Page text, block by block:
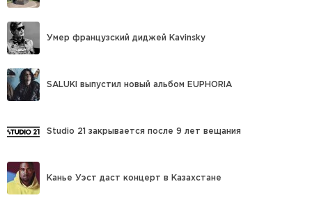
Умер французский диджей Kavinsky
SALUKI выпустил новый альбом EUPHORIA
Studio 21 закрывается после 9 лет вещания
Канье Уэст даст концерт в Казахстане